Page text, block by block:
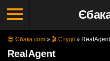
😎 Єбака.com » 🎬 Студії» RealAgent
RealAgent